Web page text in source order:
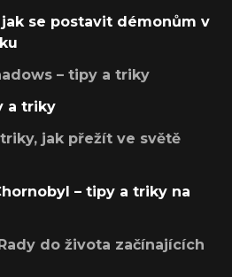
se postavit démonům v
– tipy a triky
a triky
jak přežít ve světě
– tipy a triky na
do života začínajících